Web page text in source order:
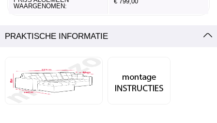
WAARGENOMEN:
PRAKTISCHE INFORMATIE